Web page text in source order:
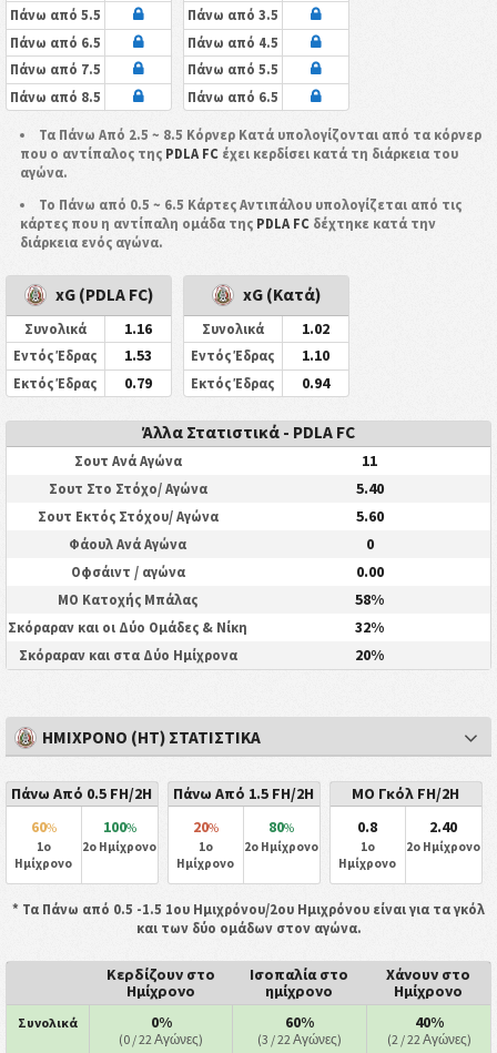
Πάνω από 5.5
Πάνω από 6.5
Πάνω από 7.5
Πάνω από 8.5
Πάνω από 3.5
Πάνω από 4.5
Πάνω από 5.5
Πάνω από 6.5
Τα Πάνω Από 2.5 ~ 8.5 Κόρνερ Κατά υπολογίζονται από τα κόρνερ
που ο αντίπαλος της PDLA FCέχει κερδίσει κατά τη διάρκεια του
αγώνα.
Το Πάνω από 0.5 ~ 6.5 Κάρτες Αντιπάλου υπολογίζεται από τις
κάρτες που η αντίπαλη ομάδα της PDLA FCδέχτηκε κατά την
διάρκεια ενός αγώνα.
xG (PDLA FC)
Συνολικά 1.16
Εντός Έδρας 1.53
Εκτός Έδρας 0.79
xG (Κατά)
Συνολικά 1.02
Εντός Έδρας 1.10
Εκτός Έδρας 0.94
Άλλα Στατιστικά - PDLA FC
Σουτ Ανά Αγώνα 11
Σουτ Στο Στόχο/ Αγώνα 5.40
Σουτ Εκτός Στόχου/ Αγώνα 5.60
Φάουλ Ανά Αγώνα 0
Οφσάιντ / αγώνα 0.00
ΜΟ Κατοχής Μπάλας 58%
Σκόραραν και οι Δύο Ομάδες & Νίκη 32%
Σκόραραν και στα Δύο Ημίχρονα 20%
ΗΜΊΧΡΟΝΟ (HT) ΣΤΑΤΙΣΤΙΚΆ
Πάνω Από 0.5 FH/2H
60%
1ο
Ημίχρονο
100%
2ο Ημίχρονο
Πάνω Από 1.5 FH/2H
20%
1ο
Ημίχρονο
80%
2ο Ημίχρονο
ΜΟ Γκόλ FH/2H
0.8
1ο
Ημίχρονο
2.40
2ο Ημίχρονο
* Τα Πάνω από 0.5 -1.5 1ου Ημιχρόνου/2ου Ημιχρόνου είναι για τα γκόλ
και των δύο ομάδων στον αγώνα.
Κερδίζουν στο
Ημίχρονο
Ισοπαλία στο
ημίχρονο
Χάνουν στο
Ημίχρονο
Συνολικά 0%
(0 / 22 Αγώνες)
60%
(3 / 22 Αγώνες)
40%
(2 / 22 Αγώνες)